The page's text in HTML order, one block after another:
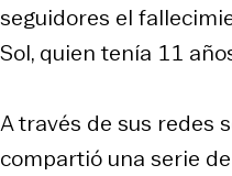
seguidores el
Sol, quien tenía 11
A través de sus redes
compartió una serie